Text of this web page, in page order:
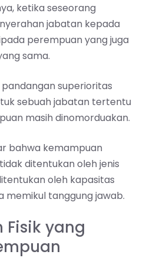
ketika seseorang
jabatan kepada
perempuan yang juga
sama.
superioritas
sebuah jabatan tertentu
masih dinomorduakan.
bahwa kemampuan
ditentukan oleh jenis
oleh kapasitas
memikul tanggung jawab.
Fisik yang